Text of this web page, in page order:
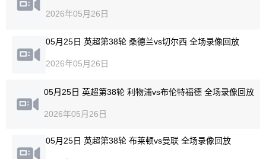
2026年05月26日
05月25日 英超第38轮 桑德兰vs切尔西 全场录像回放
2026年05月26日
05月25日 英超第38轮 利物浦vs布伦特福德 全场录像回放
2026年05月26日
05月25日 英超第38轮 布莱顿vs曼联 全场录像回放